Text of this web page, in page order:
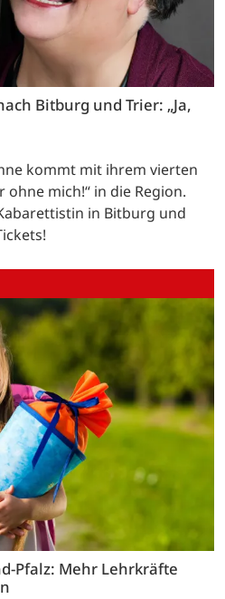
Bitburg und Trier: „Ja,
kommt mit ihrem vierten
ohne mich!“ in die Region.
in Bitburg und
Pfalz: Mehr Lehrkräfte